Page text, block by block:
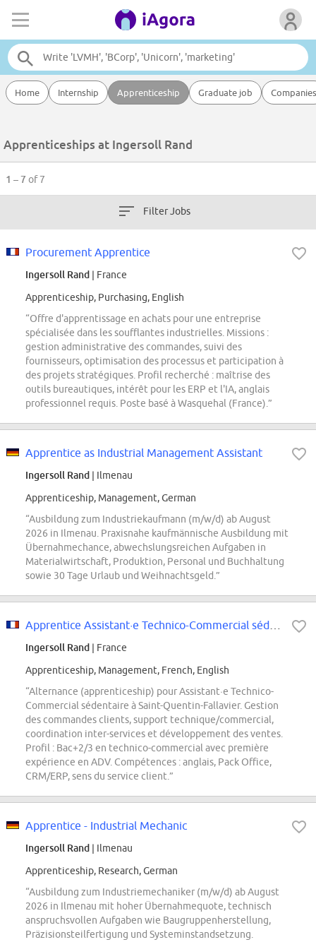
Home Internship Apprenticeship Graduate job Companies
Apprenticeships at Ingersoll Rand
1 – 7of 7
Filter Jobs
Procurement Apprentice
Ingersoll Rand | France
Apprenticeship, Purchasing, English
“Offre d'apprentissage en achats pour une entreprise
spécialisée dans les soufflantes industrielles. Missions :
gestion administrative des commandes, suivi des
fournisseurs, optimisation des processus et participation à
des projets stratégiques. Profil recherché : maîtrise des
outils bureautiques, intérêt pour les ERP et l'IA, anglais
professionnel requis. Poste basé à Wasquehal (France).”
Apprentice as Industrial Management Assistant
Ingersoll Rand | Ilmenau
Apprenticeship, Management, German
“Ausbildung zum Industriekaufmann (m/w/d) ab August
2026 in Ilmenau. Praxisnahe kaufmännische Ausbildung mit
Übernahmechance, abwechslungsreichen Aufgaben in
Materialwirtschaft, Produktion, Personal und Buchhaltung
sowie 30 Tage Urlaub und Weihnachtsgeld.”
Ingersoll Rand | France
Apprenticeship, Management, French, English
“Alternance (apprenticeship) pour Assistant·e Technico-
Commercial sédentaire à Saint-Quentin-Fallavier. Gestion
des commandes clients, support technique/commercial,
coordination inter-services et développement des ventes.
Profil : Bac+2/3 en technico-commercial avec première
expérience en ADV. Compétences : anglais, Pack Office,
CRM/ERP, sens du service client.”
Apprentice - Industrial Mechanic
Ingersoll Rand | Ilmenau
Apprenticeship, Research, German
“Ausbildung zum Industriemechaniker (m/w/d) ab August
2026 in Ilmenau mit hoher Übernahmequote, technisch
anspruchsvollen Aufgaben wie Baugruppenherstellung,
Präzisionsteilfertigung und Systeminstandsetzung.